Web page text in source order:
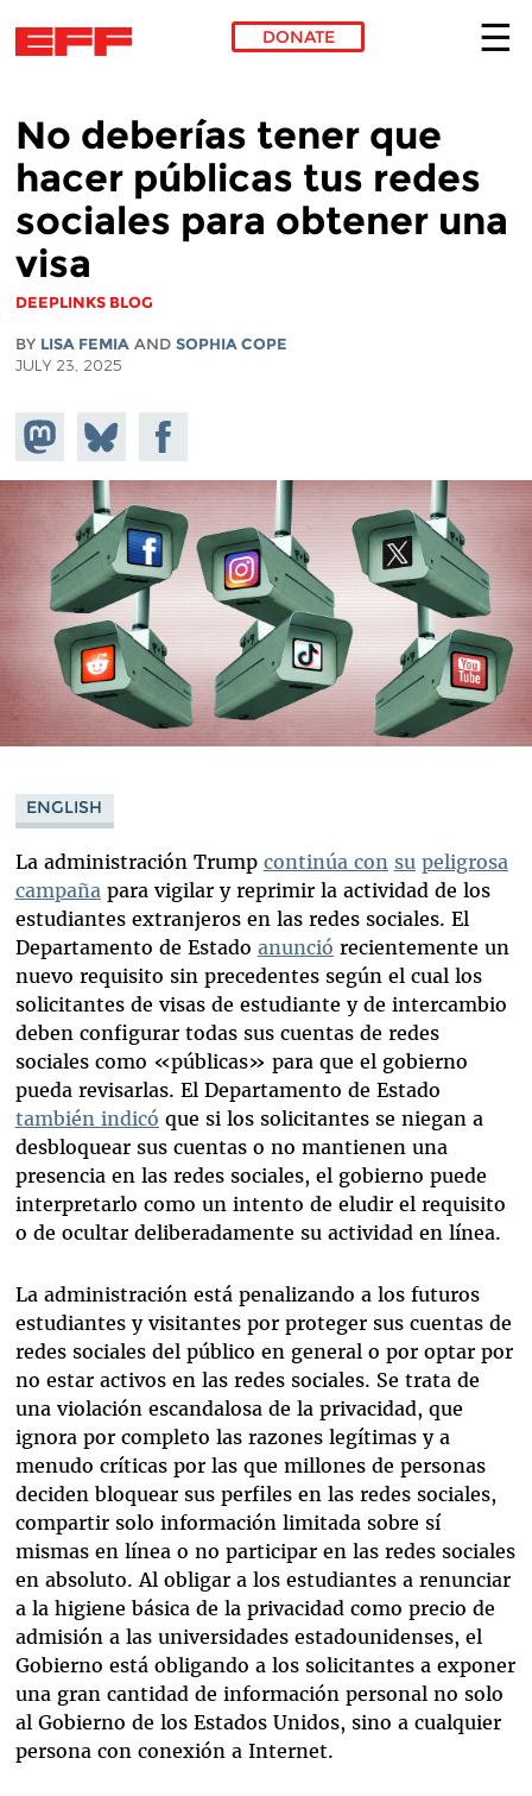
DONATE
No deberías tener que
hacer públicas tus redes
sociales para obtener una
visa
DEEPLINKS BLOG
BY LISA FEMIA AND SOPHIA COPE
JULY 23, 2025
Share on
Mastodon
Share
on
Bluesky
Share on
Facebook
ENGLISH
La administración Trump continúa con su peligrosa
campaña para vigilar y reprimir la actividad de los
estudiantes extranjeros en las redes sociales. El
Departamento de Estado anunció recientemente un
nuevo requisito sin precedentes según el cual los
solicitantes de visas de estudiante y de intercambio
deben configurar todas sus cuentas de redes
sociales como «públicas» para que el gobierno
pueda revisarlas. El Departamento de Estado
también indicó que si los solicitantes se niegan a
desbloquear sus cuentas o no mantienen una
presencia en las redes sociales, el gobierno puede
interpretarlo como un intento de eludir el requisito
o de ocultar deliberadamente su actividad en línea.
La administración está penalizando a los futuros
estudiantes y visitantes por proteger sus cuentas de
redes sociales del público en general o por optar por
no estar activos en las redes sociales. Se trata de
una violación escandalosa de la privacidad, que
ignora por completo las razones legítimas y a
menudo críticas por las que millones de personas
deciden bloquear sus perfiles en las redes sociales,
compartir solo información limitada sobre sí
mismas en línea o no participar en las redes sociales
en absoluto. Al obligar a los estudiantes a renunciar
a la higiene básica de la privacidad como precio de
admisión a las universidades estadounidenses, el
Gobierno está obligando a los solicitantes a exponer
una gran cantidad de información personal no solo
al Gobierno de los Estados Unidos, sino a cualquier
persona con conexión a Internet.